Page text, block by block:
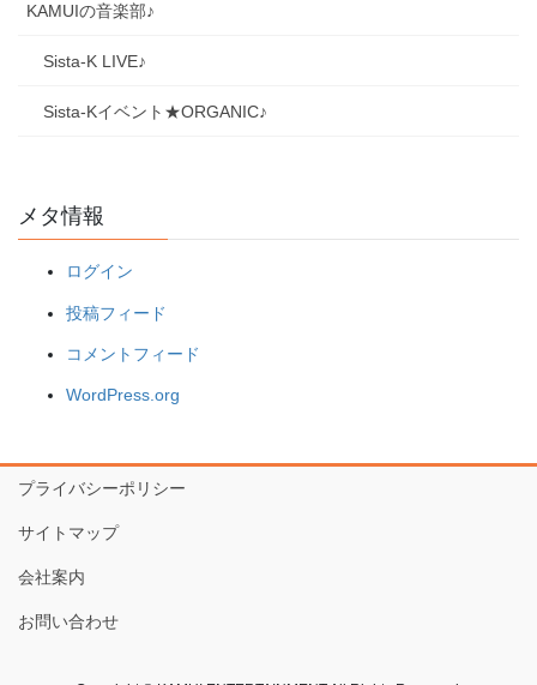
KAMUIの音楽部♪
Sista-K LIVE♪
Sista-Kイベント★ORGANIC♪
メタ情報
ログイン
投稿フィード
コメントフィード
WordPress.org
プライバシーポリシー
サイトマップ
会社案内
お問い合わせ